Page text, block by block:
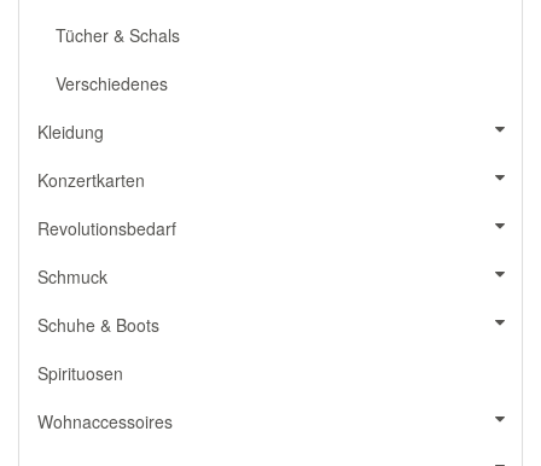
Tücher & Schals
Verschiedenes
Kleidung
Konzertkarten
Revolutionsbedarf
Schmuck
Schuhe & Boots
Spirituosen
Wohnaccessoires